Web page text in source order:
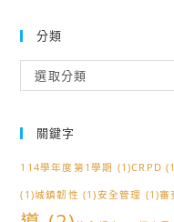
分類
類
選取分類
關鍵字
114學年度第1學期 (1)CRPD
(1)城鎮韌性 (1)安全管理 (1)審